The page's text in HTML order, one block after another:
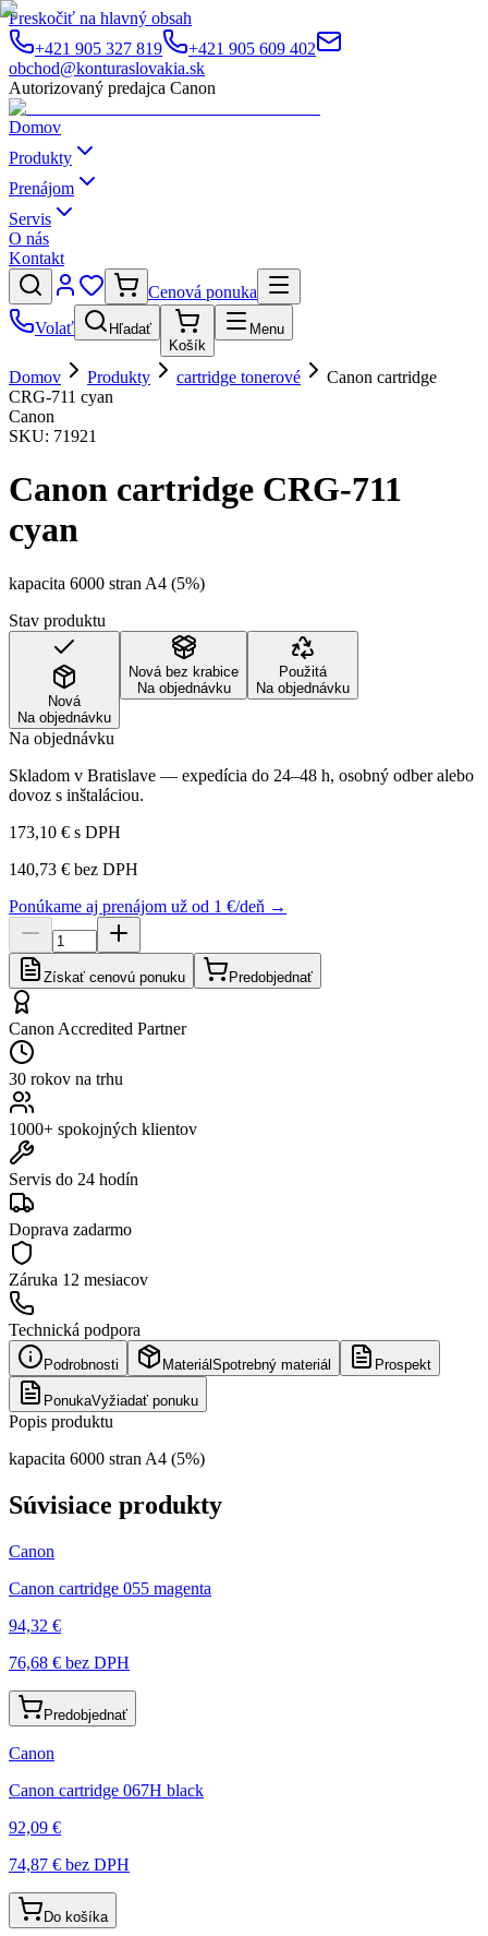
Preskočiť na hlavný obsah
+421 905 327 819
+421 905 609 402
obchod@konturaslovakia.sk
Autorizovaný predajca Canon
Domov
Produkty
Prenájom
Servis
O nás
Kontakt
Cenová ponuka
Volať
Hľadať
Košík
Menu
Domov Produkty cartridge tonerové
Canon cartridge
CRG-711 cyan
Canon
SKU: 71921
Canon cartridge CRG-711
cyan
kapacita 6000 stran A4 (5%)
Stav produktu
Nová
Na objednávku
Nová bez krabice
Na objednávku
Použitá
Na objednávku
Na objednávku
Skladom v Bratislave — expedícia do 24–48 h, osobný odber alebo
dovoz s inštaláciou.
173,10 € s DPH
140,73 € bez DPH
Ponúkame aj prenájom už od 1 €/deň →
Získať cenovú ponuku Predobjednať
Canon Accredited Partner
30 rokov na trhu
1000+ spokojných klientov
Servis do 24 hodín
Doprava zadarmo
Záruka 12 mesiacov
Technická podpora
Podrobnosti Materiál Spotrebný materiál Prospekt
PonukaVyžiadať ponuku
Popis produktu
kapacita 6000 stran A4 (5%)
Súvisiace produkty
Canon
Canon cartridge 055 magenta
94,32 €
76,68 € bez DPH
Predobjednať
Canon
Canon cartridge 067H black
92,09 €
74,87 € bez DPH
Do košíka